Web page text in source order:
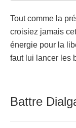
Tout comme la
croisiez jamais
énergie pour la
faut lui lancer les
Battre